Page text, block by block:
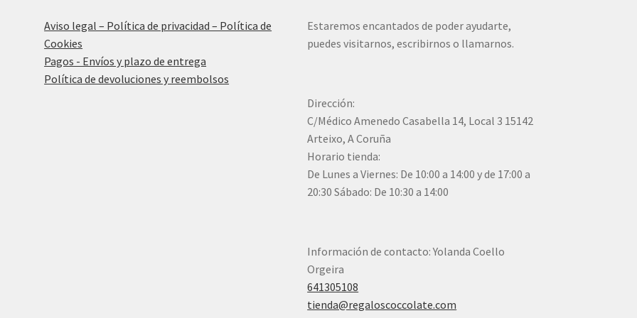
Aviso legal – Política de privacidad – Política de
Cookies
Pagos - Envíos y plazo de entrega
Política de devoluciones y reembolsos
Estaremos encantados de poder ayudarte,
puedes visitarnos, escribirnos o llamarnos.
Dirección:
C/Médico Amenedo Casabella 14, Local 3 15142
Arteixo, A Coruña
Horario tienda:
De Lunes a Viernes: De 10:00 a 14:00 y de 17:00 a
20:30 Sábado: De 10:30 a 14:00
Información de contacto: Yolanda Coello
Orgeira
641305108
tienda@regaloscoccolate.com